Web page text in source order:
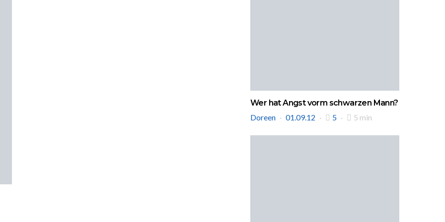
Wer hat Angst vorm schwarzen Mann?
Doreen
01.09.12 5 5 min